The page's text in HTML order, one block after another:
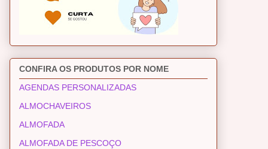
CONFIRA OS PRODUTOS POR NOME
AGENDAS PERSONALIZADAS
ALMOCHAVEIROS
ALMOFADA
ALMOFADA DE PESCOÇO